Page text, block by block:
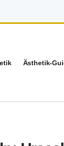
Ästhetik-